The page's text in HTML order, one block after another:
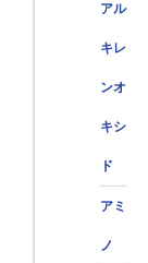
アル
キレ
ンオ
キシ
ド
アミ
ノ